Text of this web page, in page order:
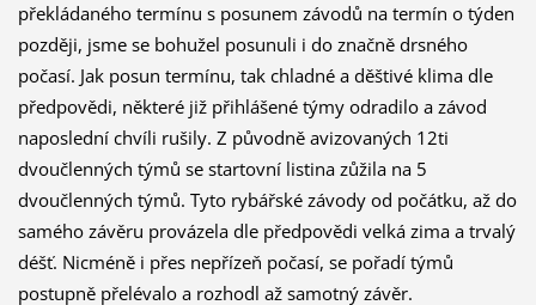
překládaného termínu s posunem závodů na termín o týden
později, jsme se bohužel posunuli i do značně drsného
počasí. Jak posun termínu, tak chladné a děštivé klima dle
předpovědi, některé již přihlášené týmy odradilo a závod
naposlední chvíli rušily. Z původně avizovaných 12ti
dvoučlenných týmů se startovní listina zůžila na 5
dvoučlenných týmů. Tyto rybářské závody od počátku, až do
samého závěru provázela dle předpovědi velká zima a trvalý
déšť. Nicméně i přes nepřízeň počasí, se pořadí týmů
postupně přelévalo a rozhodl až samotný závěr.